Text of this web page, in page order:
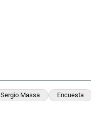
Sergio Massa Encuesta